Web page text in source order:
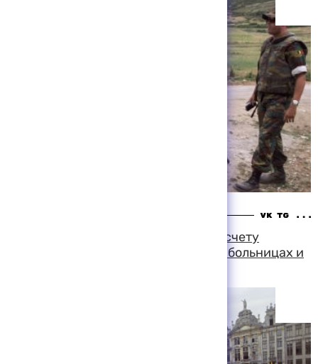
В Брюсселе совершено десятое по счету
изнасилование пожилых женщин в больницах и